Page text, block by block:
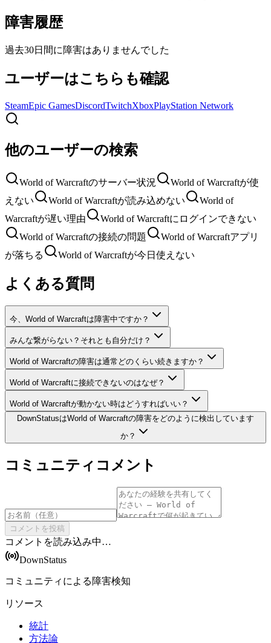
障害履歴
過去30日間に障害はありませんでした
ユーザーはこちらも確認
SteamEpic GamesDiscordTwitchXboxPlayStation Network
他のユーザーの検索
World of Warcraftのサーバー状況
World of Warcraftが使
えない
World of Warcraftが読み込めない
World of
Warcraftが遅い理由
World of Warcraftにログインできない
World of Warcraftの接続の問題
World of Warcraftアプリ
が落ちる
World of Warcraftが今日使えない
よくある質問
今、World of Warcraftは障害中ですか？
みんな繋がらない？それとも自分だけ？
World of Warcraftの障害は通常どのくらい続きますか？
World of Warcraftに接続できないのはなぜ？
World of Warcraftが動かない時はどうすればいい？
DownStatusはWorld of Warcraftの障害をどのように検出しています
か？
コミュニティコメント
コメントを投稿
コメントを読み込み中…
DownStatus
コミュニティによる障害検知
リソース
統計
方法論